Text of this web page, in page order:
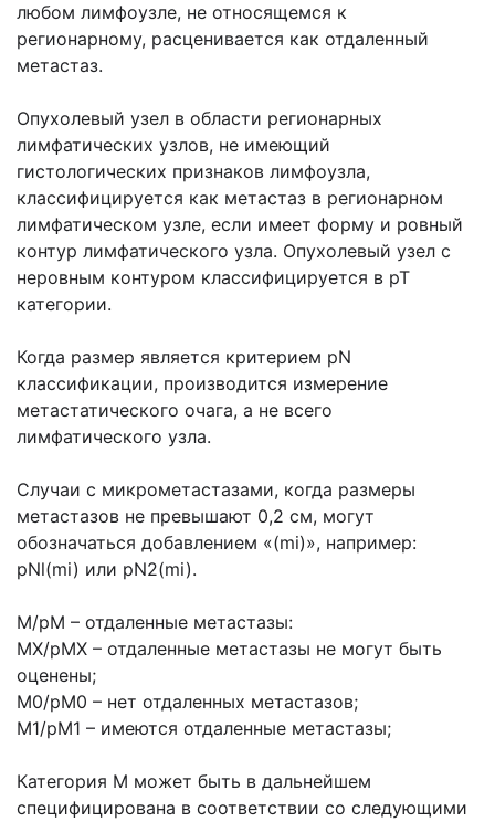
любом лимфоузле, не относящемся к
регионарному, расценивается как отдаленный
метастаз.
Опухолевый узел в области регионарных
лимфатических узлов, не имеющий
гистологических признаков лимфоузла,
классифицируется как метастаз в регионарном
лимфатическом узле, если имеет форму и ровный
контур лимфатического узла. Опухолевый узел с
неровным контуром классифицируется в рТ
категории.
Когда размер является критерием pN
классификации, производится измерение
метастатического очага, а не всего
лимфатического узла.
Случаи с микрометастазами, когда размеры
метастазов не превышают 0,2 см, могут
обозначаться добавлением «(mi)», например:
pNl(mi) или pN2(mi).
М/рМ – отдаленные метастазы:
МХ/рМХ – отдаленные метастазы не могут быть
оценены;
М0/рМ0 – нет отдаленных метастазов;
М1/рМ1 – имеются отдаленные метастазы;
Категория М может быть в дальнейшем
специфицирована в соответствии со следующими